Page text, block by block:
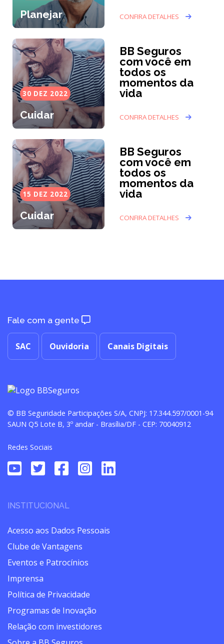
Planejar CONFIRA DETALHES
30 DEZ 2022
Cuidar
BB Seguros
com você em
todos os
momentos da
vida
CONFIRA DETALHES
15 DEZ 2022
Cuidar
BB Seguros
com você em
todos os
momentos da
vida
CONFIRA DETALHES
Fale com a gente
SAC Ouvidoria Canais Digitais
© BB Seguridade Participações S/A, CNPJ: 17.344.597/0001-94
SAUN Q5 Lote B, 3º andar - Brasília/DF - CEP: 70040912
Redes Sociais
INSTITUCIONAL
Acesso aos Dados Pessoais
Clube de Vantagens
Eventos e Patrocínios
Imprensa
Política de Privacidade
Programas de Inovação
Relação com investidores